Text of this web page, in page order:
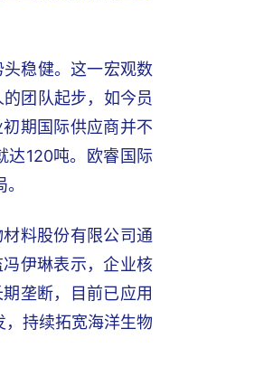
稳健。这一宏观数
团队起步，如今员
期国际供应商并不
达120吨。欧睿国际
料股份有限公司通
伊琳表示，企业核
垄断，目前已应用
持续拓宽海洋生物